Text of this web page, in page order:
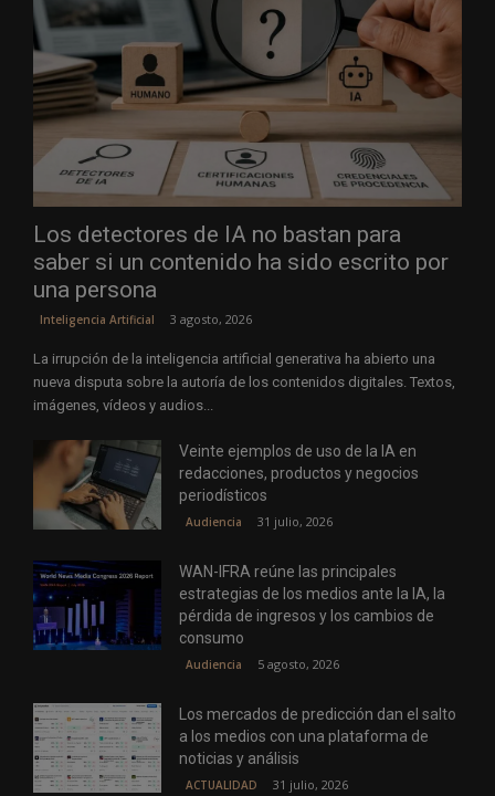
Los detectores de IA no bastan para
saber si un contenido ha sido escrito por
una persona
Inteligencia Artificial 3 agosto, 2026
La irrupción de la inteligencia artificial generativa ha abierto una
nueva disputa sobre la autoría de los contenidos digitales. Textos,
imágenes, vídeos y audios...
Veinte ejemplos de uso de la IA en
redacciones, productos y negocios
periodísticos
Audiencia 31 julio, 2026
WAN-IFRA reúne las principales
estrategias de los medios ante la IA, la
pérdida de ingresos y los cambios de
consumo
Audiencia 5 agosto, 2026
Los mercados de predicción dan el salto
a los medios con una plataforma de
noticias y análisis
ACTUALIDAD 31 julio, 2026